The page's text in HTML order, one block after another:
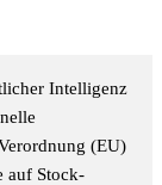
Intelligenz
(EU)
auf Stock-